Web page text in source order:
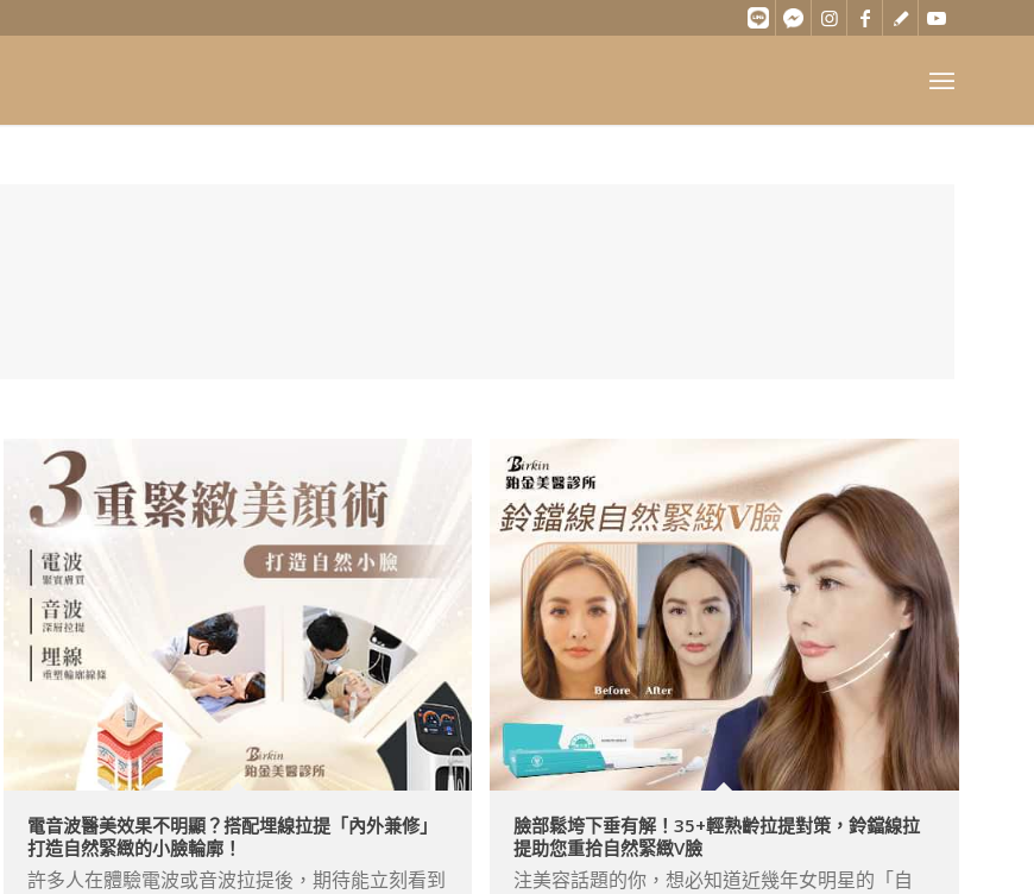
電音波醫美效果不明顯？搭配埋線拉提「內外兼修」
打造自然緊緻的小臉輪廓！
許多人在體驗電波或音波拉提後，期待能立刻看到
臉部鬆垮下垂有解！35+輕熟齡拉提對策，鈴鐺線拉
提助您重拾自然緊緻V臉
注美容話題的你，想必知道近幾年女明星的「自